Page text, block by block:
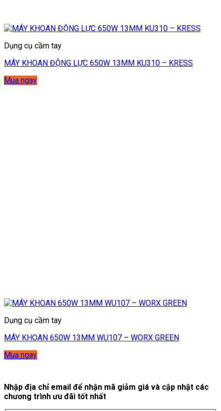
Dụng cụ cầm tay
MÁY KHOAN ĐỘNG LỰC 650W 13MM KU310 – KRESS
Mua ngay
Dụng cụ cầm tay
MÁY KHOAN 650W 13MM WU107 – WORX GREEN
Mua ngay
Nhập địa chỉ email để nhận mã giảm giá và cập nhật các
chương trình ưu đãi tốt nhất